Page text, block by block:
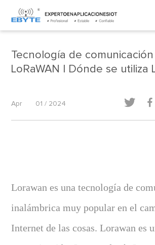
Home > Dinámica de la industria
Tecnología de
LoRaWAN | Dónde se utiliza
Apr 01 / 2024  
Lorawan es una tecnología de
inalámbrica muy popular en el
Internet de las cosas. Lorawan es